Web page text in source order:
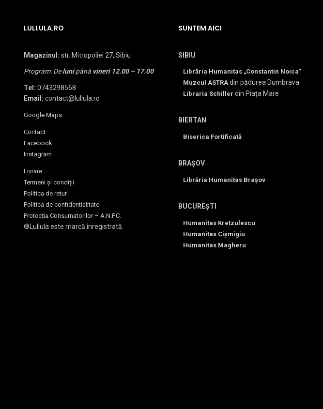
LULLULA.RO
Magazinul: str. Mitropoliei 27, Sibiu
Program: Delunipână vineri 12.00 – 17.00
Tel: 0743298568
Email: contact@lullula.ro
Google Maps
Contact
Facebook
Instagram
Livrare
Termeni și condiții
Politica de retur
Politica de confidentialitate
Protecția Consumatorilor – A.N.P.C.
®Lullula este marcă înregistrată.
SUNTEM AICI
SIBIU
Librăria Humanitas „Constantin Noica”
Muzeul ASTRAdin pădurea Dumbrava
Libraria Schiller din Piața Mare
BIERTAN
Biserica Fortificată
BRAȘOV
Librăria Humanitas Brașov
BUCUREȘTI
Humanitas Kretzulescu
Humanitas Cișmigiu
Humanitas Magheru